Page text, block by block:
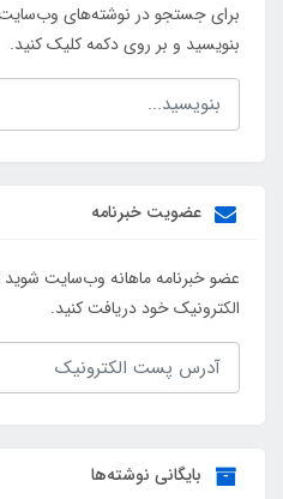
برای جستجو در نوشته‌های
بنویسید و بر روی دکمه کلیک کنید.
عضویت خبرنامه
عضو خبرنامه ماهانه وب‌سایت شوید
الکترونیک خود دریافت کنید.
بایگانی نوشته‌ها